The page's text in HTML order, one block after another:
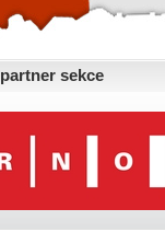
partner sekce